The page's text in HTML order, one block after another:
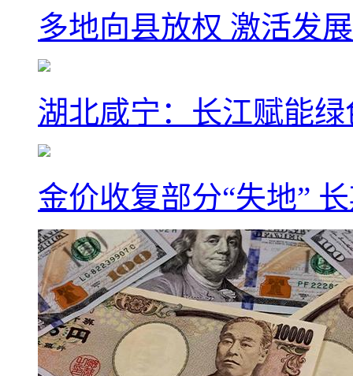
多地向县放权 激活发
湖北咸宁：长江赋能
金价收复部分“失地”